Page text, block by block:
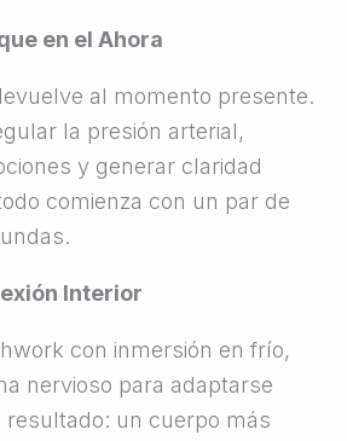
en el Ahora
al momento presente.
la presión arterial,
y generar claridad
comienza con un par de
Interior
con inmersión en frío,
nervioso para adaptarse
resultado: un cuerpo más